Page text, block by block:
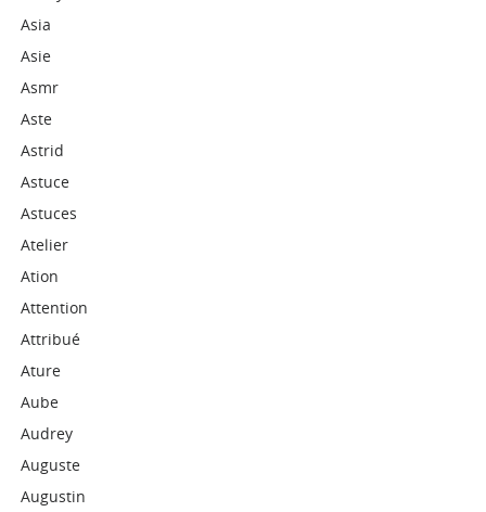
Asia
Asie
Asmr
Aste
Astrid
Astuce
Astuces
Atelier
Ation
Attention
Attribué
Ature
Aube
Audrey
Auguste
Augustin